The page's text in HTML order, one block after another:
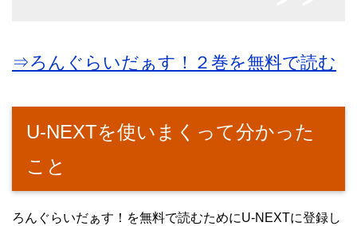
⇒ろんぐらいだぁす！２巻を無料で読む
U-NEXTを使いまくって分かった
こと
ろんぐらいだぁす！を無料で読むためにU-NEXTに登録し